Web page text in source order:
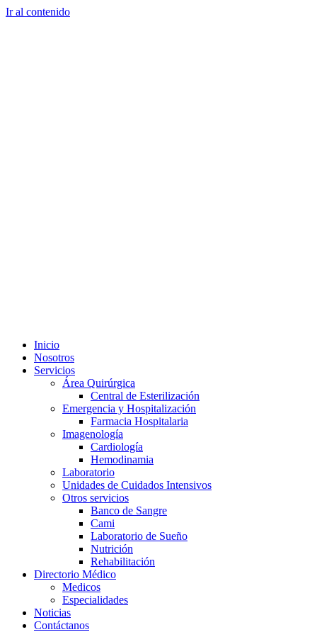
Ir al contenido
Inicio
Nosotros
Servicios
Área Quirúrgica
Central de Esterilización
Emergencia y Hospitalización
Farmacia Hospitalaria
Imagenología
Cardiología
Hemodinamia
Laboratorio
Unidades de Cuidados Intensivos
Otros servicios
Banco de Sangre
Cami
Laboratorio de Sueño
Nutrición
Rehabilitación
Directorio Médico
Medicos
Especialidades
Noticias
Contáctanos